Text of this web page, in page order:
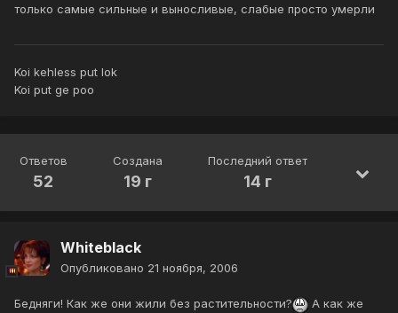
только самые сильные и выносливые, слабые просто умерли
Koi kehless put lok
Koi put ge poo
Ответов
52
Создана
19 г
Последний ответ
14 г
Whiteblack
Опубликовано 21 ноября, 2006
Бедняги! Как же они жили без растительности?
А как же